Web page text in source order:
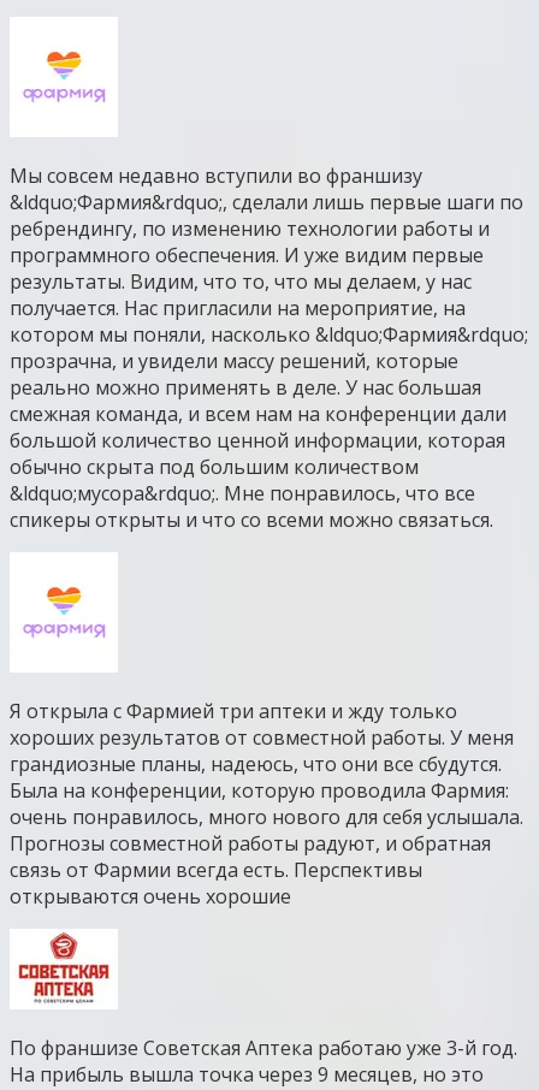
Мы совсем недавно вступили во франшизу
&ldquo;Фармия&rdquo;, сделали лишь первые шаги по
ребрендингу, по изменению технологии работы и
программного обеспечения. И уже видим первые
результаты. Видим, что то, что мы делаем, у нас
получается. Нас пригласили на мероприятие, на
котором мы поняли, насколько &ldquo;Фармия&rdquo;
прозрачна, и увидели массу решений, которые
реально можно применять в деле. У нас большая
смежная команда, и всем нам на конференции дали
большой количество ценной информации, которая
обычно скрыта под большим количеством
&ldquo;мусора&rdquo;. Мне понравилось, что все
спикеры открыты и что со всеми можно связаться.
Я открыла с Фармией три аптеки и жду только
хороших результатов от совместной работы. У меня
грандиозные планы, надеюсь, что они все сбудутся.
Была на конференции, которую проводила Фармия:
очень понравилось, много нового для себя услышала.
Прогнозы совместной работы радуют, и обратная
связь от Фармии всегда есть. Перспективы
открываются очень хорошие
По франшизе Советская Аптека работаю уже 3-й год.
На прибыль вышла точка через 9 месяцев, но это